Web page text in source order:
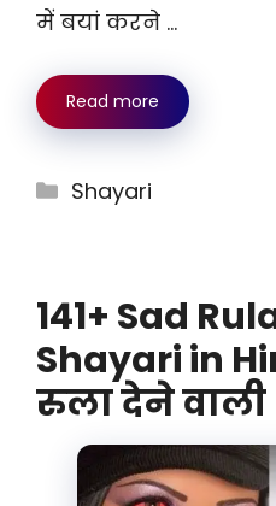
में बयां करने …
Read more
Categories
Shayari
141+ Sad
Shayari in
रुला देने वाली